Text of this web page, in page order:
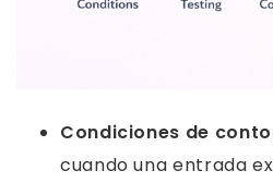
Condiciones de
cuando una entrada